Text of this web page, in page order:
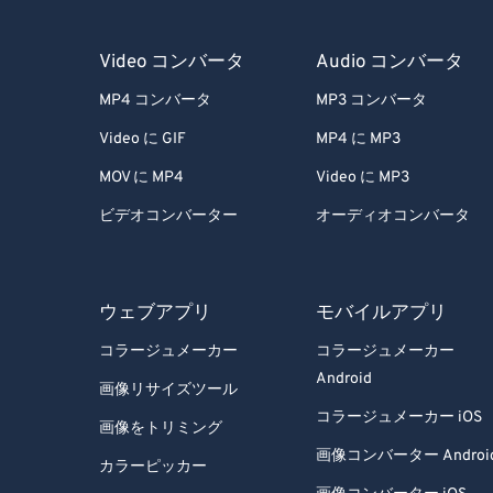
Video コンバータ
MP4 コンバータ
Video に GIF
MOV に MP4
ビデオコンバーター
Audio コンバータ
MP3 コンバータ
MP4 に MP3
Video に MP3
オーディオコンバータ
ウェブアプリ
コラージュメーカー
画像リサイズツール
画像をトリミング
カラーピッカー
モバイルアプリ
コラージュメーカー
Android
コラージュメーカー iOS
画像コンバーター